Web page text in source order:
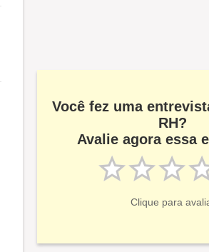
Você fez uma
RH?
Avalie agora essa
Clique para